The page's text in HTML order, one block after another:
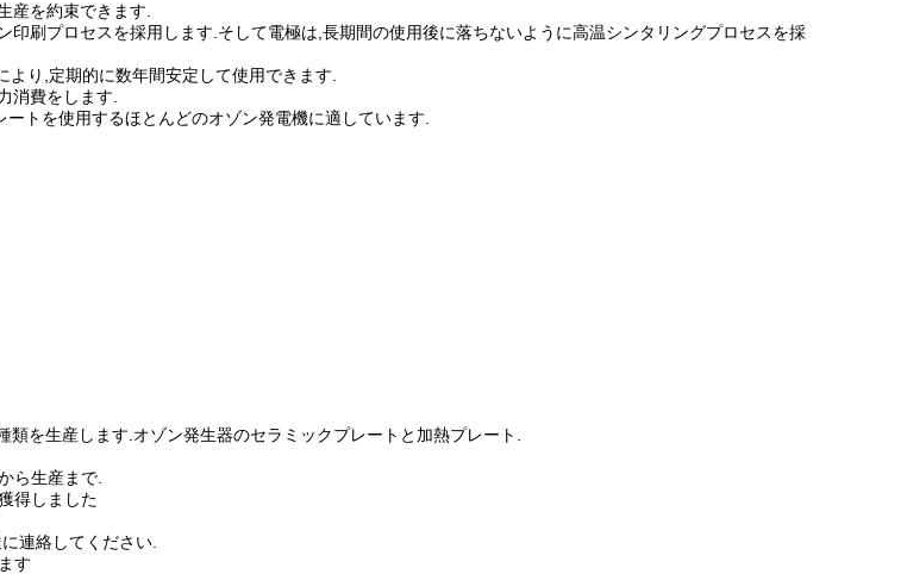
産を約束できます.
刷プロセスを採用します.そして電極は,長期間の使用後に落ちないように高温シンタリングプロセスを採
り,定期的に数年間安定して使用できます.
消費をします.
トを使用するほとんどのオゾン発電機に適しています.
を生産します.オゾン発生器のセラミックプレートと加熱プレート.
ら生産まで.
得しました
連絡してください.
す